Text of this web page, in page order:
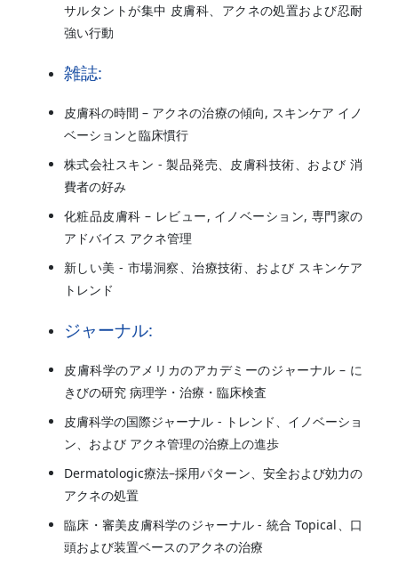
サルタントが集中 皮膚科、アクネの処置および忍耐
強い行動
雑誌:
皮膚科の時間 – アクネの治療の傾向, スキンケア イノ
ベーションと臨床慣行
株式会社スキン - 製品発売、皮膚科技術、および 消
費者の好み
化粧品皮膚科 – レビュー, イノベーション, 専門家の
アドバイス アクネ管理
新しい美 - 市場洞察、治療技術、および スキンケア
トレンド
ジャーナル:
皮膚科学のアメリカのアカデミーのジャーナル – に
きびの研究 病理学・治療・臨床検査
皮膚科学の国際ジャーナル - トレンド、イノベーショ
ン、および アクネ管理の治療上の進歩
Dermatologic療法–採用パターン、安全および効力の
アクネの処置
臨床・審美皮膚科学のジャーナル - 統合 Topical、口
頭および装置ベースのアクネの治療